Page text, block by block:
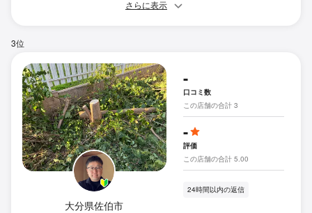
さらに表示
3位
大分県佐伯市
-
口コミ数
この店舗の合計 3
-
評価
この店舗の合計 5.00
24時間以内の返信